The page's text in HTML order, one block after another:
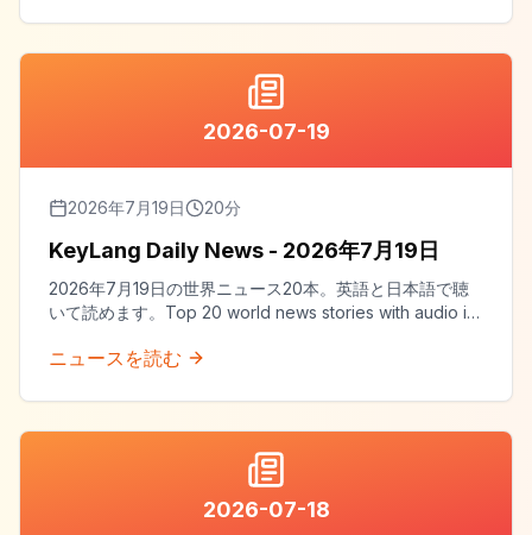
2026-07-19
2026年7月19日 20分
KeyLang Daily News - 2026年7月19日
2026年7月19日の世界ニュース20本。英語と日本語で聴
いて読めます。Top 20 world news stories with audio in
ニュースを読む
2026-07-18